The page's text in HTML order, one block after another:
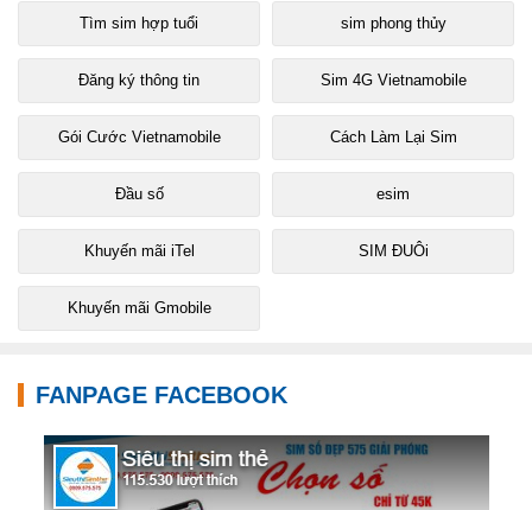
Tìm sim hợp tuổi sim phong thủy
Đăng ký thông tin Sim 4G Vietnamobile
Gói Cước Vietnamobile Cách Làm Lại Sim
Đầu số esim
Khuyến mãi iTel SIM ĐUÔi
Khuyến mãi Gmobile
FANPAGE FACEBOOK